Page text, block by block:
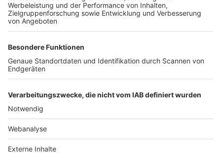
TOP-PARTNER
Nutzungsbedingungen Datenschutz Impressum